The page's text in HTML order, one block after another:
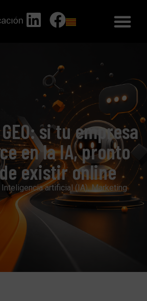
si tu empresa
en la IA, pronto
existir online
Inteligencia artificial (IA),Marketing